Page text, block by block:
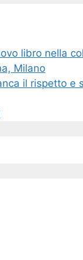
libro nella
Milano
il rispetto e